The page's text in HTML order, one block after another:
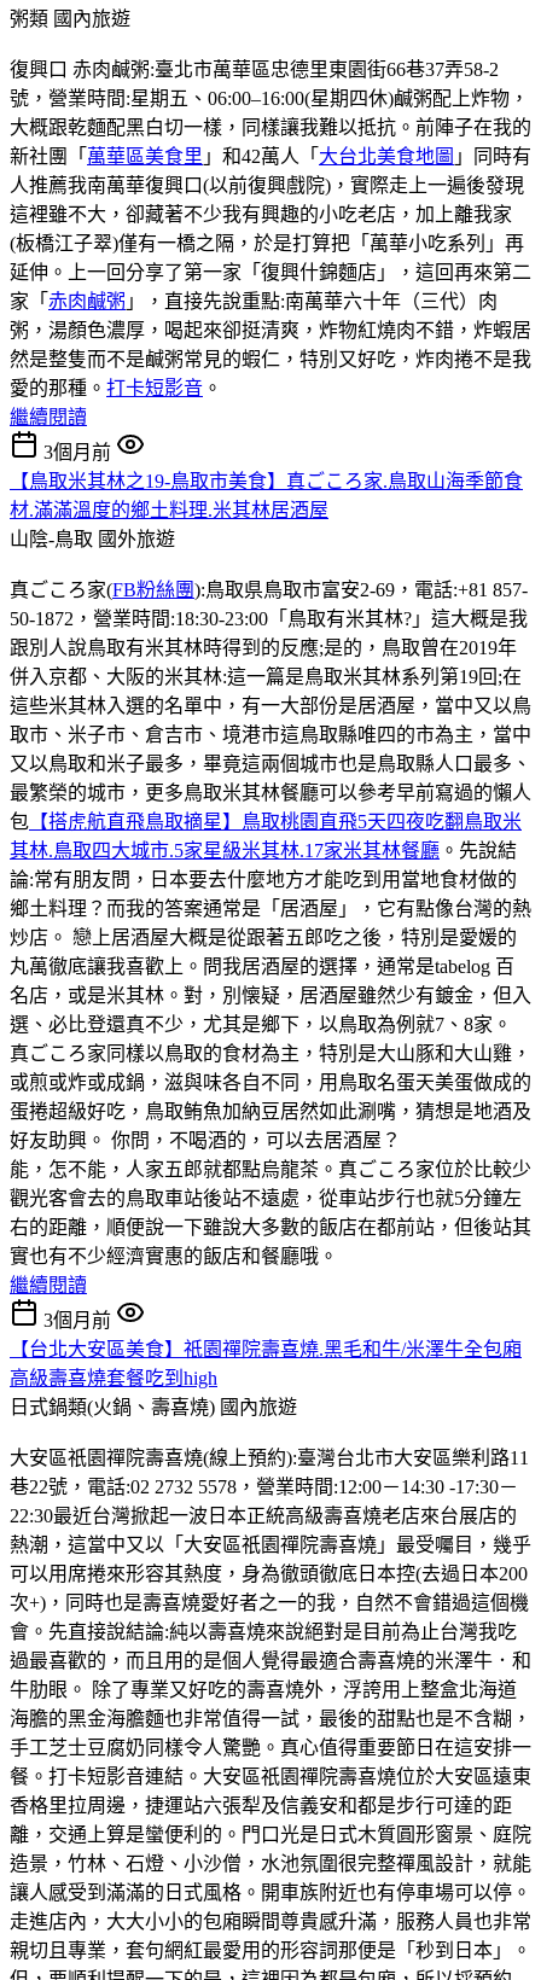
粥類 國內旅遊
復興口 赤肉鹹粥:臺北市萬華區忠德里東園街66巷37弄58-2
號，營業時間:星期五、06:00–16:00(星期四休)鹹粥配上炸物，
大概跟乾麵配黑白切一樣，同樣讓我難以抵抗。前陣子在我的
新社團「 萬華區美食里 」和42萬人「 大台北美食地圖 」同時有
人推薦我南萬華復興口(以前復興戲院)，實際走上一遍後發現
這裡雖不大，卻藏著不少我有興趣的小吃老店，加上離我家
(板橋江子翠)僅有一橋之隔，於是打算把「萬華小吃系列」再
延伸。上一回分享了第一家「復興什錦麵店」，這回再來第二
家「 赤肉鹹粥 」，直接先說重點:南萬華六十年（三代）肉
粥，湯顏色濃厚，喝起來卻挺清爽，炸物紅燒肉不錯，炸蝦居
然是整隻而不是鹹粥常見的蝦仁，特別又好吃，炸肉捲不是我
愛的那種。 打卡短影音 。
繼續閱讀
3個月前
【鳥取米其林之19-鳥取市美食】真ごころ家.鳥取山海季節食
材.滿滿溫度的鄉土料理.米其林居酒屋
山陰-鳥取 國外旅遊
真ごころ家(FB粉絲團):鳥取県鳥取市富安2-69，電話:+81 857-
50-1872，營業時間:18:30-23:00「鳥取有米其林?」這大概是我
跟別人說鳥取有米其林時得到的反應;是的，鳥取曾在2019年
併入京都、大阪的米其林:這一篇是鳥取米其林系列第19回;在
這些米其林入選的名單中，有一大部份是居酒屋，當中又以鳥
取市、米子市、倉吉市、境港市這鳥取縣唯四的市為主，當中
又以鳥取和米子最多，畢竟這兩個城市也是鳥取縣人口最多、
最繁榮的城市，更多鳥取米其林餐廳可以參考早前寫過的懶人
包 【搭虎航直飛鳥取摘星】鳥取桃園直飛5天四夜吃翻鳥取米
其林.鳥取四大城市.5家星級米其林.17家米其林餐廳 。先說結
論:常有朋友問，日本要去什麼地方才能吃到用當地食材做的
鄉土料理？而我的答案通常是「居酒屋」，它有點像台灣的熱
炒店。 戀上居酒屋大概是從跟著五郎吃之後，特別是愛媛的
丸萬徹底讓我喜歡上。問我居酒屋的選擇，通常是tabelog 百
名店，或是米其林。對，別懐疑，居酒屋雖然少有鍍金，但入
選、必比登還真不少，尤其是鄉下，以鳥取為例就7、8家。
真ごころ家同樣以鳥取的食材為主，特別是大山豚和大山雞，
或煎或炸或成鍋，滋與味各自不同，用鳥取名蛋天美蛋做成的
蛋捲超級好吃，鳥取鲔魚加納豆居然如此涮嘴，猜想是地酒及
好友助興。 你問，不喝酒的，可以去居酒屋？
能，怎不能，人家五郎就都點烏龍茶。真ごころ家位於比較少
觀光客會去的鳥取車站後站不遠處，從車站步行也就5分鐘左
右的距離，順便說一下雖說大多數的飯店在都前站，但後站其
實也有不少經濟實惠的飯店和餐廳哦。
繼續閱讀
3個月前
【台北大安區美食】祇園禪院壽喜燒.黑毛和牛/米澤牛全包廂
高級壽喜燒套餐吃到high
日式鍋類(火鍋、壽喜燒) 國內旅遊
大安區祇園禪院壽喜燒(線上預約):臺灣台北市大安區樂利路11
巷22號，電話:02 2732 5578，營業時間:12:00－14:30 -17:30－
22:30最近台灣掀起一波日本正統高級壽喜燒老店來台展店的
熱潮，這當中又以「大安區祇園禪院壽喜燒」最受囑目，幾乎
可以用席捲來形容其熱度，身為徹頭徹底日本控(去過日本200
次+)，同時也是壽喜燒愛好者之一的我，自然不會錯過這個機
會。先直接說結論:純以壽喜燒來說絕對是目前為止台灣我吃
過最喜歡的，而且用的是個人覺得最適合壽喜燒的米澤牛．和
牛肋眼。 除了專業又好吃的壽喜燒外，浮誇用上整盒北海道
海膽的黑金海膽麵也非常值得一試，最後的甜點也是不含糊，
手工芝士豆腐奶同樣令人驚艷。真心值得重要節日在這安排一
餐。打卡短影音連結。大安區祇園禪院壽喜燒位於大安區遠東
香格里拉周邊，捷運站六張犁及信義安和都是步行可達的距
離，交通上算是蠻便利的。門口光是日式木質圓形窗景、庭院
造景，竹林、石燈、小沙僧，水池氛圍很完整禪風設計，就能
讓人感受到滿滿的日式風格。開車族附近也有停車場可以停。
走進店內，大大小小的包廂瞬間尊貴感升滿，服務人員也非常
親切且專業，套句網紅最愛用的形容詞那便是「秒到日本」。